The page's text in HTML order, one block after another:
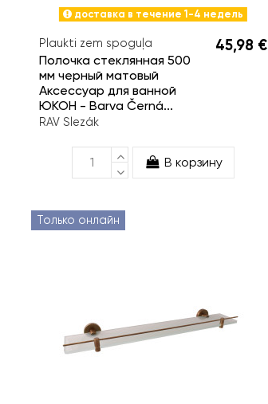
доставка в течение 1-4 недель
Plaukti zem spoguļa
Полочка стеклянная 500
мм черный матовый
Аксессуар для ванной
ЮКОН - Barva Černá...
RAV Slezák
45,98 €
В корзину
Только онлайн